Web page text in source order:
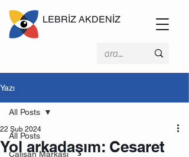
LEBRİZ AKDENİZ
Yazı
All Posts
Çalışan Markası
All Posts
Yol arkadaşım: Cesaret
22 Şub 2024